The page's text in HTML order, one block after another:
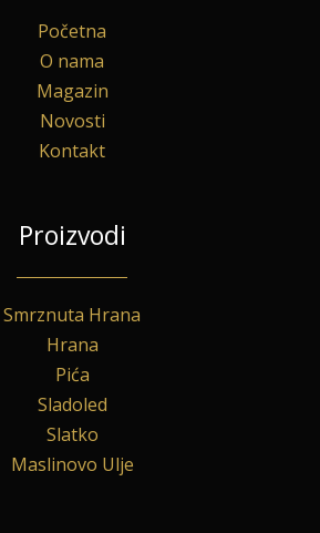
Početna
O nama
Magazin
Novosti
Kontakt
Proizvodi
Smrznuta Hrana
Hrana
Pića
Sladoled
Slatko
Maslinovo Ulje